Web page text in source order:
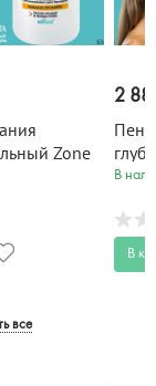
Zone
2
stop
В
В
все